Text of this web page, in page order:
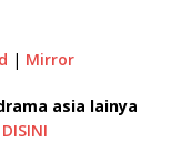
| Mirror
asia lainya